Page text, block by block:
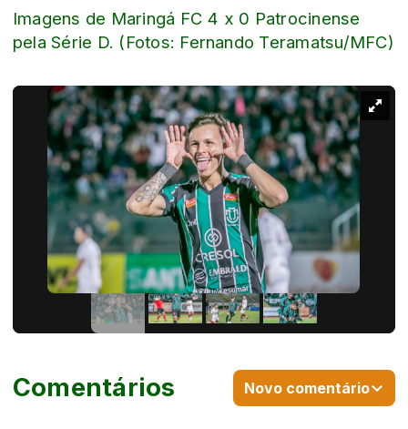
Imagens de Maringá FC 4 x 0 Patrocinense
pela Série D. (Fotos: Fernando Teramatsu/MFC)
Comentários Novo comentário